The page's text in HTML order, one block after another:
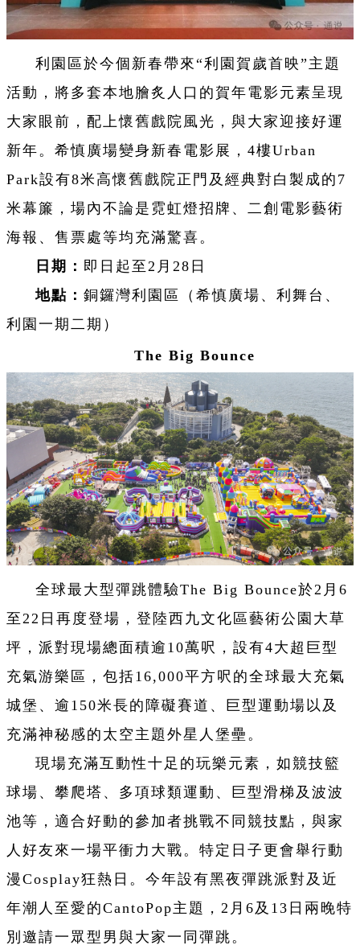
利園區於今個新春帶來“利園賀歲首映”主題
活動，將多套本地膾炙人口的賀年電影元素呈現
大家眼前，配上懷舊戲院風光，與大家迎接好運
新年。希慎廣場變身新春電影展，4樓Urban
Park設有8米高懷舊戲院正門及經典對白製成的7
米幕簾，場內不論是霓虹燈招牌、二創電影藝術
海報、售票處等均充滿驚喜。
日期： 即日起至2月28日
地點： 銅鑼灣利園區（希慎廣場、利舞台、
利園一期二期）
The Big Bounce
全球最大型彈跳體驗The Big Bounce於2月6
至22日再度登場，登陸西九文化區藝術公園大草
坪，派對現場總面積逾10萬呎，設有4大超巨型
充氣游樂區，包括16,000平方呎的全球最大充氣
城堡、逾150米長的障礙賽道、巨型運動場以及
充滿神秘感的太空主題外星人堡壘。
現場充滿互動性十足的玩樂元素，如競技籃
球場、攀爬塔、多項球類運動、巨型滑梯及波波
池等，適合好動的參加者挑戰不同競技點，與家
人好友來一場平衝力大戰。特定日子更會舉行動
漫Cosplay狂熱日。今年設有黑夜彈跳派對及近
年潮人至愛的CantoPop主題，2月6及13日兩晚特
別邀請一眾型男與大家一同彈跳。